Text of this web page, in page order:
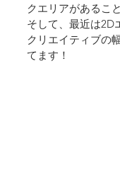
クエリアがあること
そして、最近は2D
クリエイティブの
てます！